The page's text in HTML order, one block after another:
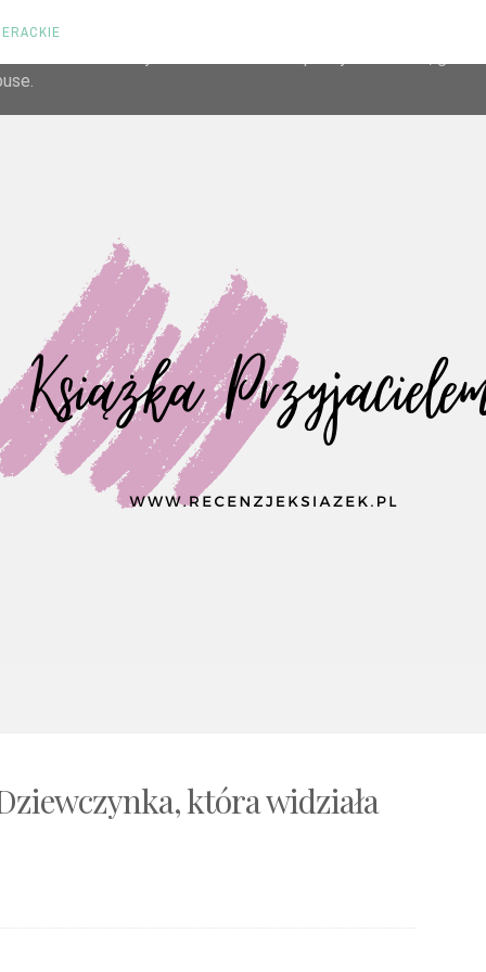
która widziała
its services and to analyze traffic. Your IP address and